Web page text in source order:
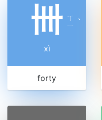
卌 ㄒ
ㄧ ˋ
xì
forty